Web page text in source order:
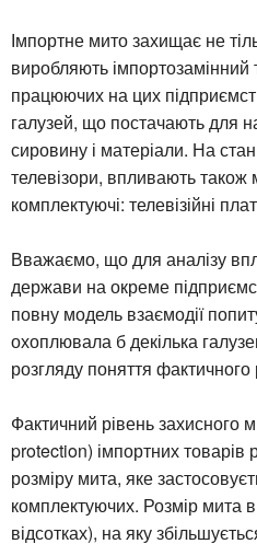
Імпортне мито захищає не
виробляють
працюючих на цих
галузей, що постачають для
сировину і матеріали. На
телевізори, впливають також
комплектуючі: телевізійні
Вважаємо, що для аналізу
держави на окреме
повну модель взаємодії
охоплювала б декілька
розгляду поняття
Фактичний рівень захисного
protection) імпортних товарів
розміру мита, яке
комплектуючих. Розмір мита
відсотках), на яку